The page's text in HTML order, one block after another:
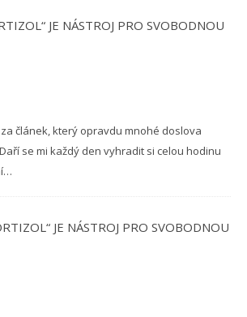
JE NÁSTROJ PRO SVOBODNOU
článek, který opravdu mnohé doslova
se mi každý den vyhradit si celou hodinu
JE NÁSTROJ PRO SVOBODNOU